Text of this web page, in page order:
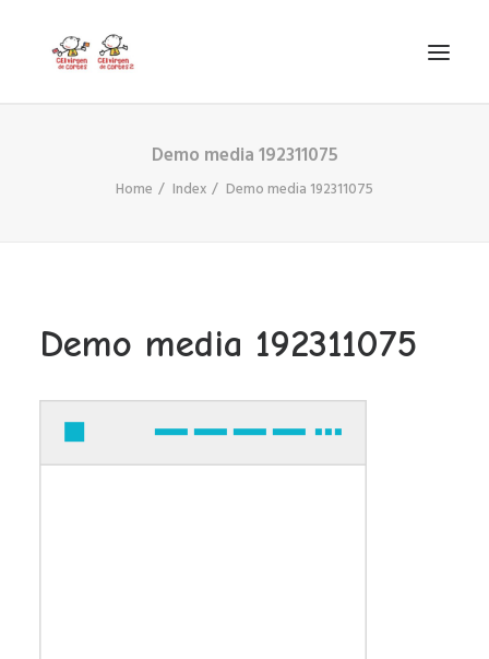
VIRGEN DE CORTES
ACTUALIDAD Y REDES SOCIALES
LODP
SEARCH
Demo media 192311075
Home Index Demo media 192311075
Demo media 192311075